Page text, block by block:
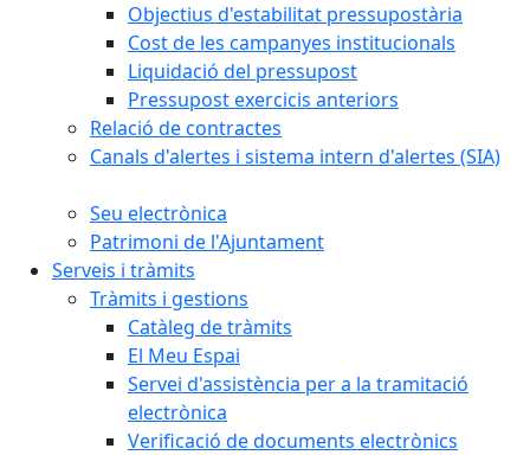
Objectius d'estabilitat pressupostària
Cost de les campanyes institucionals
Liquidació del pressupost
Pressupost exercicis anteriors
Relació de contractes
Canals d'alertes i sistema intern d'alertes (SIA)
Seu electrònica
Patrimoni de l'Ajuntament
Serveis i tràmits
Tràmits i gestions
Catàleg de tràmits
El Meu Espai
Servei d'assistència per a la tramitació
electrònica
Verificació de documents electrònics